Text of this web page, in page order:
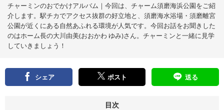
チャーミンのおでかけアルバム｜今回は、チャーム須磨海浜公園をご紹
介します。駅チカでアクセス抜群の好立地と、須磨海水浴場・須磨離宮
公園が近くにある自然あふれる環境が人気です。今回お話をお聞きした
のはホーム長の大川由美(おおかわ ゆみ)さん。チャーミンと一緒に見学
していきましょう！
シェア ポスト 送る
目次